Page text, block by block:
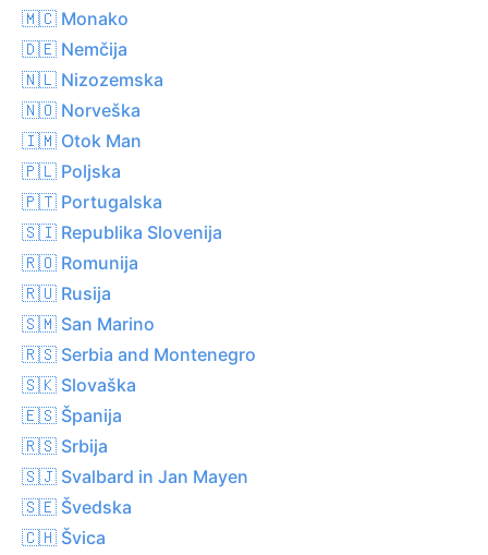
🇲🇨 Monako
🇩🇪 Nemčija
🇳🇱 Nizozemska
🇳🇴 Norveška
🇮🇲 Otok Man
🇵🇱 Poljska
🇵🇹 Portugalska
🇸🇮 Republika Slovenija
🇷🇴 Romunija
🇷🇺 Rusija
🇸🇲 San Marino
🇷🇸 Serbia and Montenegro
🇸🇰 Slovaška
🇪🇸 Španija
🇷🇸 Srbija
🇸🇯 Svalbard in Jan Mayen
🇸🇪 Švedska
🇨🇭 Švica